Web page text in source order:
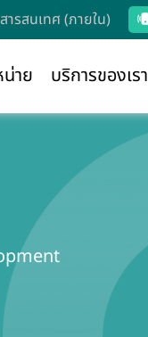
ารสนเทศ (ภายใน)
าย บริการของเรา